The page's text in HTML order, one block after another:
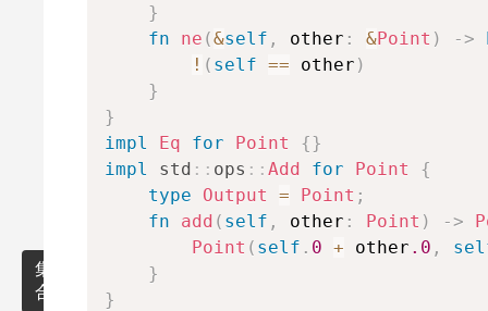
集
合
}
fn
ne (&self , other : &Point ) ->
! ( self == other )
}
}
impl
Eq for Point {}
impl
std :: ops :: Add for Point
{
type
Output = Point ;
fn
add ( self , other : Point ) ->
Point ( self . 0 + other .0 ,
}
}